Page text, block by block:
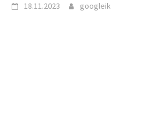
18.11.2023 googleik